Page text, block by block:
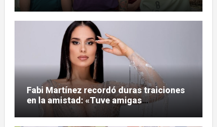
Fabi Martínez recordó duras traiciones
en la amistad: «Tuve amigas
tesapo’elas»